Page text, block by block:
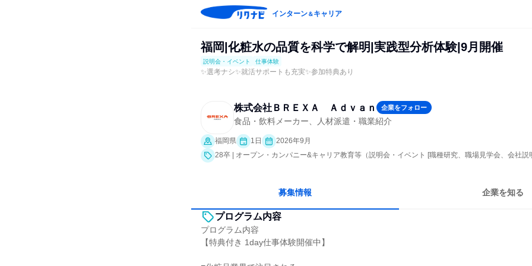
インターン＆キャリア
福岡|化粧水の品質を科学で解明|実践型分析体験|9月開催
説明会・イベント 仕事体験
✨選考ナシ✨就活サポートも充実✨参加特典あり
株式会社ＢＲＥＸＡ Ａｄｖａｎ 企業をフォロー
食品・飲料メーカー、人材派遣・職業紹介
福岡県 1日
2026年9月
28卒 | オープン・カンパニー&キャリア教育等（説明会・イベント [職種研究、職場見学会、会社説
募集情報 企業を知る
プログラム内容
プログラム内容
【特典付き 1day仕事体験開催中】